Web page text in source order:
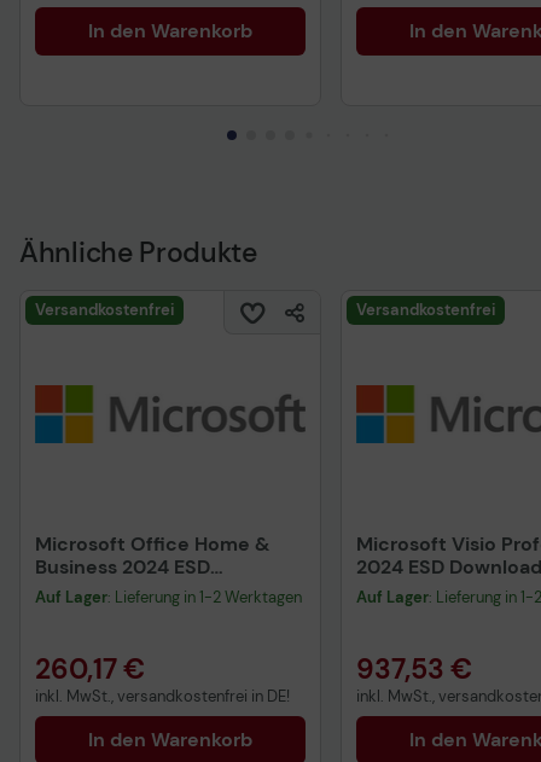
In den Warenkorb In den
Ähnliche Produkte
Versandkostenfrei
Microsoft Office Home &
Business 2024 ESD
Download
Auf Lager: Lieferung in 1-2 Werktagen
260,17 €
inkl. MwSt., versandkostenfrei in DE!
In den Warenkorb
Versandkostenfrei
Microsoft Visio
2024 ESD Download
Auf Lager: Lieferung in
937,53 €
inkl. MwSt.,
In den